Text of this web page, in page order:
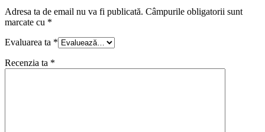
Adresa ta de email nu va fi publicată. Câmpurile obligatorii sunt
marcate cu *
Evaluarea ta *
Recenzia ta *